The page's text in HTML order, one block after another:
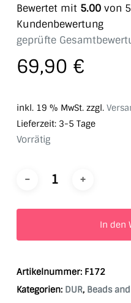
Bewertet mit 5.00von
Kundenbewertung
geprüfte
69,90 €
inkl. 19 % MwSt. zzgl.
Lieferzeit: 3-5 Tage
Vorrätig
In den
Artikelnummer: F172
Kategorien: DUR, Beads